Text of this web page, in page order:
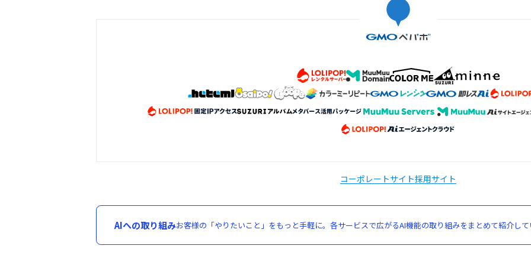
コーポレートサイト採用サイト
AIへの取り組みお客様の「やりたいこと」をもっと手軽に。各サービスで広がるAI機能の取り組みをまとめて紹介し